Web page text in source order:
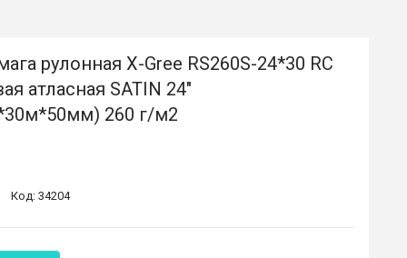
рулонная X-Gree RS260S-24*30 RC
атласная SATIN 24"
260 г/м2
Код: 34204